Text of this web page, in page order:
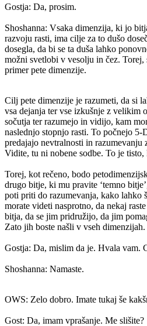
Gostja: Da, prosim.
Shoshanna: Vsaka dimenzija, ki jo
razvoju rasti, ima cilje za to dušo
dosegla, da bi se ta duša lahko
možni svetlobi v vesolju in čez. Torej,
primer pete dimenzije.
Cilj pete dimenzije je razumeti, da si
vsa dejanja ter vse izkušnje z velikim
sočutja ter razumejo in vidijo, kam
naslednjo stopnjo rasti. To počnejo 5-
predajajo nevtralnosti in razumevanju
Vidite, tu ni nobene sodbe. To je tisto,
Torej, kot rečeno, bodo
drugo bitje, ki mu pravite ‘temno
poti priti do razumevanja, kako lahko
morate videti nasprotno, da nekaj
bitja, da se jim pridružijo, da jim
Zato jih boste našli v vseh dimenzijah.
Gostja: Da, mislim da je. Hvala vam.
Shoshanna: Namaste.
OWS: Zelo dobro. Imate tukaj še
Gost: Da, imam vprašanje. Me slišite?